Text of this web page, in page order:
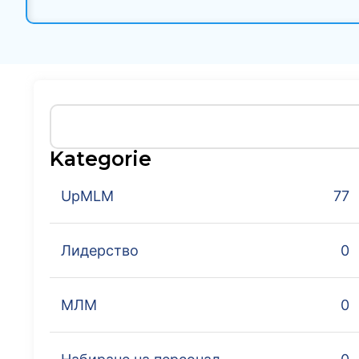
Kategorie
UpMLM 77
Лидерство 0
МЛМ 0